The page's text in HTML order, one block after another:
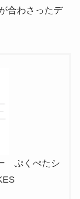
合わさったデ
ぷくぺたシ